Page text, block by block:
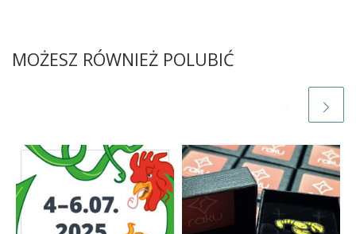
MOŻESZ RÓWNIEŻ POLUBIĆ